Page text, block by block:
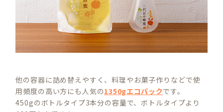
他の容器に詰め替えやすく、料理やお菓子作りなどで使
用頻度の高い方にも人気の1350gエコパックです。
450gのボトルタイプ3本分の容量で、ボトルタイプより